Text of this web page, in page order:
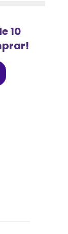
10